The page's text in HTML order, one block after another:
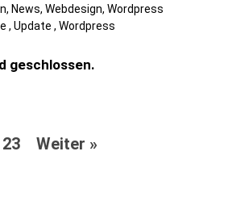
, News,Webdesign,Wordpress
,Update ,Wordpress
geschlossen.
23 Weiter »